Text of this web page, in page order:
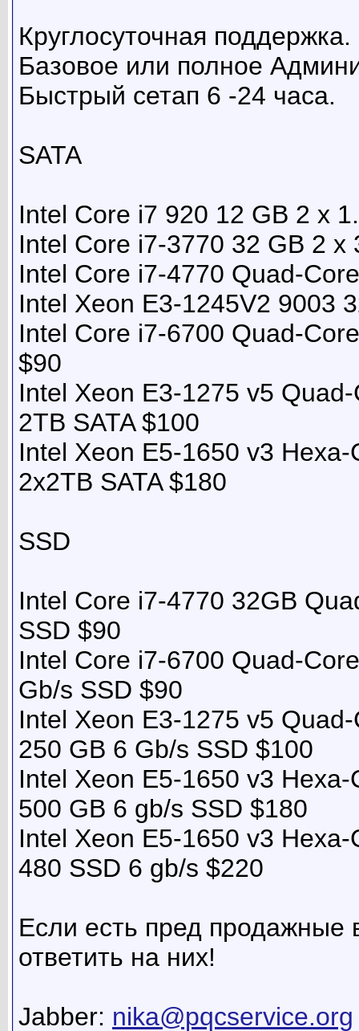
Круглосуточная поддержка.
Базовое или полное
Быстрый сетап 6 -24 часа.
SATA
Intel Core i7 920 12 GB 2 x
Intel Core i7-3770 32 GB 2 x
Intel Core i7-4770 Quad-
Intel Xeon E3-1245V2 9003
Intel Core i7-6700 Quad-
$90
Intel Xeon E3-1275 v5
2TB SATA $100
Intel Xeon E5-1650 v3
2x2TB SATA $180
SSD
Intel Core i7-4770 32GB
SSD $90
Intel Core i7-6700 Quad-
Gb/s SSD $90
Intel Xeon E3-1275 v5
250 GB 6 Gb/s SSD $100
Intel Xeon E5-1650 v3
500 GB 6 gb/s SSD $180
Intel Xeon E5-1650 v3
480 SSD 6 gb/s $220
Если есть пред продажные
ответить на них!
Jabber: nika@pqcservice.org